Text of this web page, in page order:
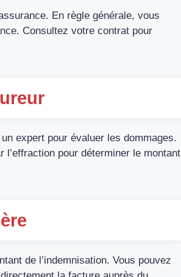
En règle générale, vous
Consultez votre contrat pour
expert pour évaluer les dommages.
pour déterminer le montant
de l’indemnisation. Vous pouvez